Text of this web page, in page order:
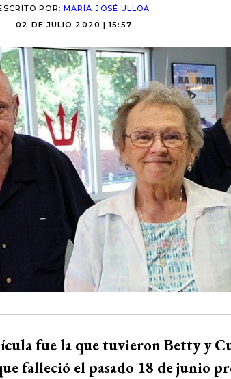
POR: MARÍA JOSÉ ULLOA
02 DE JULIO 2020 | 15:57
fue la que tuvieron Betty y
falleció el pasado 18 de junio